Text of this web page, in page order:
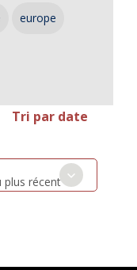
europe
Tri par date
plus récent